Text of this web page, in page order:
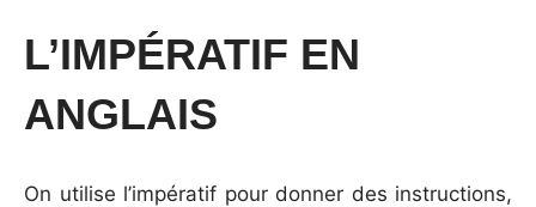
L’IMPÉRATIF EN
ANGLAIS
On utilise l’impératif pour donner des instructions,